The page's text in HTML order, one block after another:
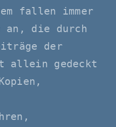
fallen immer
an, die durch
der
allein gedeckt